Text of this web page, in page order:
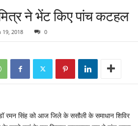
ने भेंट किए पांच कटहल
19, 2018 0
रमन सिंह को आज जिले के ससौली के समाधान शिविर